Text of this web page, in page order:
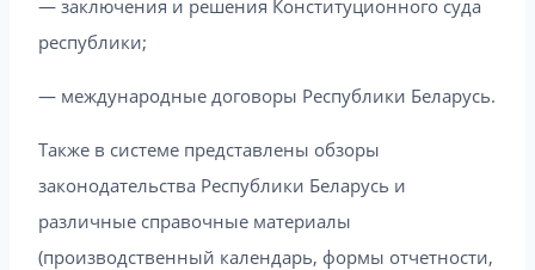
— заключения и решения Конституционного суда
республики;
— международные договоры Республики Беларусь.
Также в системе представлены обзоры
законодательства Республики Беларусь и
различные справочные материалы
(производственный календарь, формы отчетности,